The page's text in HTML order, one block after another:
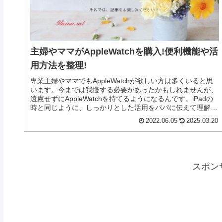
主婦やママがAppleWatchを購入!便利機能や活
用方法を整理!
専業主婦やママでもAppleWatchが欲しい方は多くいると思
います。今までは我慢する必要があったかもしれませんが、
遠慮せずにAppleWatchを持てるようになるんです。iPadの
時と同じように、しっかりとした活用をパパに伝えて理解し
てもらいましょう。在宅でのお仕事や子育て中のママさん、
2022.06.05 2025.03.20
スポン